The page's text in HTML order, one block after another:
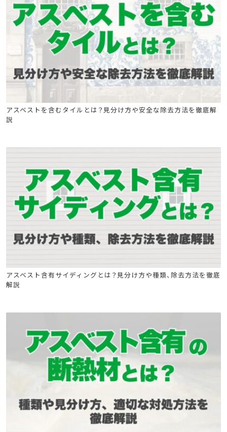
石綿(アスベスト)関連
石綿技能講習
アスベストを含むタイルとは？見分け方や安全な除去方法を徹底解
説
石綿(アスベスト)関連
石綿技能講習
建築物石綿含有建材調査者講習
アスベスト含有サイディングとは？見分け方や種類、除去方法を徹底
解説